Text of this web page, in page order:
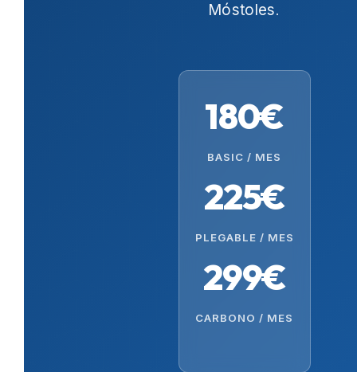
Móstoles.
180€
BASIC / MES
225€
PLEGABLE / MES
299€
CARBONO / MES